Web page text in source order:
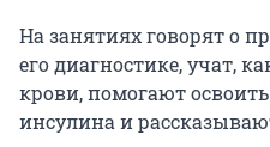
На занятиях говорят о
его диагностике, учат,
крови, помогают
инсулина и